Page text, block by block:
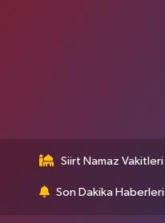
Siirt Namaz Vakitleri
Son Dakika Haberleri